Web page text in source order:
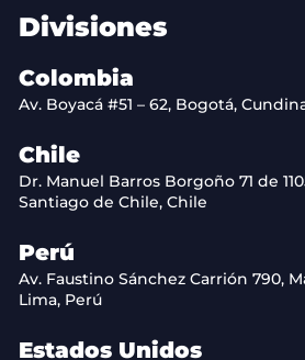
Divisiones
Colombia
Av. Boyacá #51 – 62, Bogotá,
Chile
Dr. Manuel Barros Borgoño 71 de
Santiago de Chile, Chile
Perú
Av. Faustino Sánchez Carrión 790,
Lima, Perú
Estados Unidos